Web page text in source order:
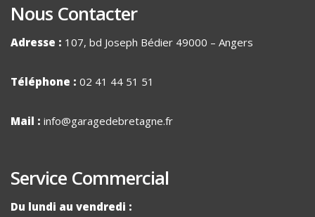
Nous Contacter
Adresse : 107, bd Joseph Bédier 49000 – Angers
Téléphone : 02 41 44 51 51
Mail : info@garagedebretagne.fr
Service Commercial
Du lundi au vendredi :